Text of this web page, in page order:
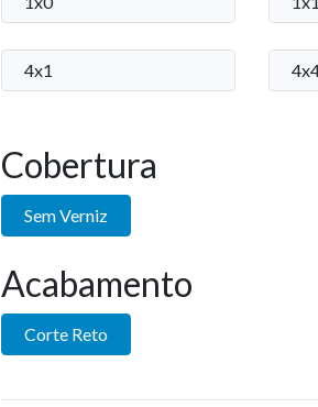
4x1
Cobertura
Sem Verniz
Acabamento
Corte Reto